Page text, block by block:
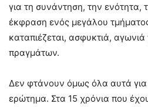
για τη συνάντηση, την ενότητα,
έκφραση ενός μεγάλου
καταπιέζεται, ασφυκτιά,
πραγμάτων.
Δεν φτάνουν όμως όλα αυτά
ερώτημα. Στα 15 χρόνια που